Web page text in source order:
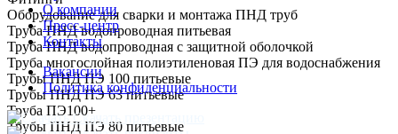
Оборудование для сварки и монтажа ПНД труб
Труба ПНД водопроводная питьевая
Труба ПНД водопроводная с защитной оболочкой
Труба многослойная полиэтиленовая ПЭ для водоснабжения
Трубы ПНД ПЭ 100 питьевые
Трубы ПНД ПЭ 63 питьевые
Труба ПЭ100+
Трубы ПНД ПЭ 80 питьевые
О компании
Пресс-центр
Контакты
Вакансии
Политика конфиденциальности
Скачать презентацию